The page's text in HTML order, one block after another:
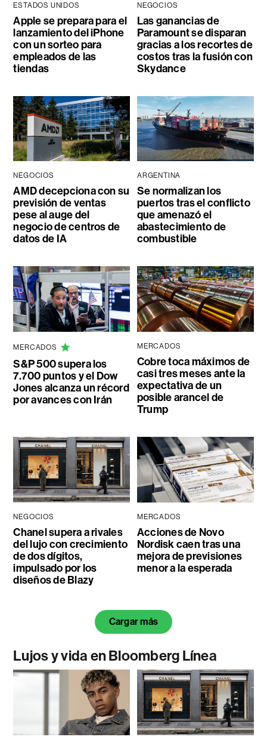
ESTADOS UNIDOS
Apple se prepara para el
lanzamiento del iPhone
con un sorteo para
empleados de las
tiendas
NEGOCIOS
Las ganancias de
Paramount se disparan
gracias a los recortes de
costos tras la fusión con
Skydance
NEGOCIOS
AMD decepciona con su
previsión de ventas
pese al auge del
negocio de centros de
datos de IA
ARGENTINA
Se normalizan los
puertos tras el conflicto
que amenazó el
abastecimiento de
combustible
MERCADOS
S&P 500 supera los
7.700 puntos y el Dow
Jones alcanza un récord
por avances con Irán
MERCADOS
Cobre toca máximos de
casi tres meses ante la
expectativa de un
posible arancel de
Trump
NEGOCIOS
Chanel supera a rivales
del lujo con crecimiento
de dos dígitos,
impulsado por los
diseños de Blazy
MERCADOS
Acciones de Novo
Nordisk caen tras una
mejora de previsiones
menor a la esperada
Cargar más
Lujos y vida en Bloomberg Línea